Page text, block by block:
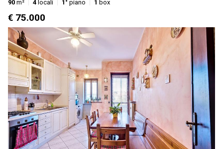
90 m² 4 locali 1° piano 1 box
€ 75.000